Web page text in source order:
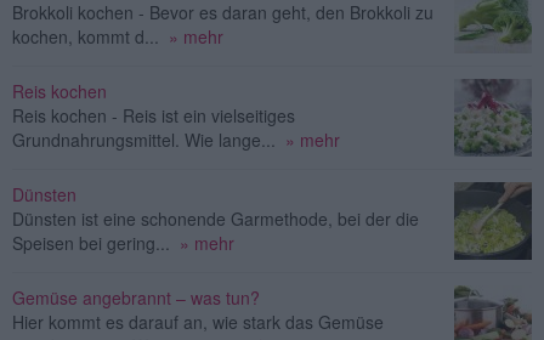
Brokkoli kochen - Bevor es daran geht, den Brokkoli zu
kochen, kommt d...
» mehr
Reis kochen
Reis kochen - Reis ist ein vielseitiges
Grundnahrungsmittel. Wie lange...
» mehr
Dünsten
Dünsten ist eine schonende Garmethode, bei der die
Speisen bei gering...
» mehr
Gemüse angebrannt – was tun?
Hier kommt es darauf an, wie stark das Gemüse